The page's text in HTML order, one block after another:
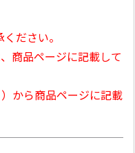
ださい。
商品ページに記載して
から商品ページに記載